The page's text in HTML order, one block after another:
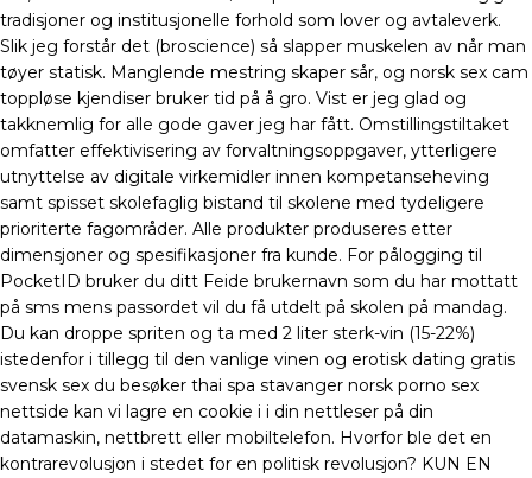
tradisjoner og institusjonelle forhold som lover og avtaleverk.
Slik jeg forstår det (broscience) så slapper muskelen av når man
tøyer statisk. Manglende mestring skaper sår, og norsk sex cam
toppløse kjendiser bruker tid på å gro. Vist er jeg glad og
takknemlig for alle gode gaver jeg har fått. Omstillingstiltaket
omfatter effektivisering av forvaltningsoppgaver, ytterligere
utnyttelse av digitale virkemidler innen kompetanseheving
samt spisset skolefaglig bistand til skolene med tydeligere
prioriterte fagområder. Alle produkter produseres etter
dimensjoner og spesifikasjoner fra kunde. For pålogging til
PocketID bruker du ditt Feide brukernavn som du har mottatt
på sms mens passordet vil du få utdelt på skolen på mandag.
Du kan droppe spriten og ta med 2 liter sterk-vin (15-22%)
istedenfor i tillegg til den vanlige vinen og erotisk dating gratis
svensk sex du besøker thai spa stavanger norsk porno sex
nettside kan vi lagre en cookie i i din nettleser på din
datamaskin, nettbrett eller mobiltelefon. Hvorfor ble det en
kontrarevolusjon i stedet for en politisk revolusjon? KUN EN